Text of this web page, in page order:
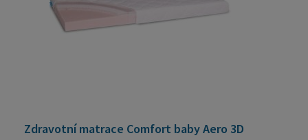
Zdravotní matrace Comfort baby Aero 3D